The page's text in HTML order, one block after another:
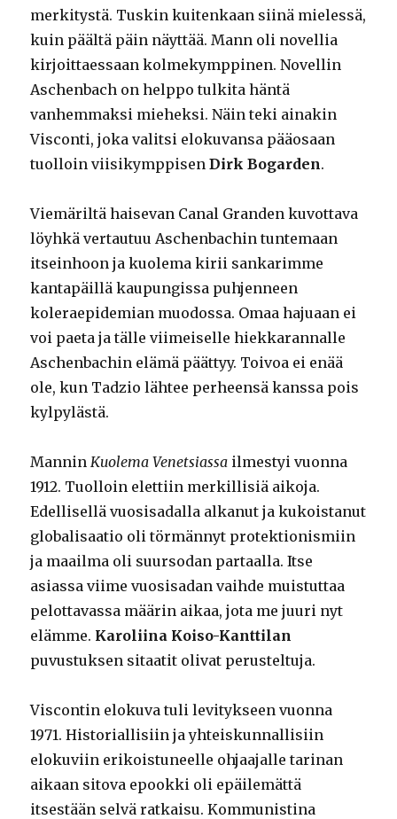
merkitystä. Tuskin kuitenkaan siinä mielessä,
kuin päältä päin näyttää. Mann oli novellia
kirjoittaessaan kolmekymppinen. Novellin
Aschenbach on helppo tulkita häntä
vanhemmaksi mieheksi. Näin teki ainakin
Visconti, joka valitsi elokuvansa pääosaan
tuolloin viisikymppisenDirk Bogarden.
Viemäriltä haisevan Canal Granden kuvottava
löyhkä vertautuu Aschenbachin tuntemaan
itseinhoon ja kuolema kirii sankarimme
kantapäillä kaupungissa puhjenneen
koleraepidemian muodossa. Omaa hajuaan ei
voi paeta ja tälle viimeiselle hiekkarannalle
Aschenbachin elämä päättyy. Toivoa ei enää
ole, kun Tadzio lähtee perheensä kanssa pois
kylpylästä.
Mannin Kuolema Venetsiassa ilmestyi vuonna
1912. Tuolloin elettiin merkillisiä aikoja.
Edellisellä vuosisadalla alkanut ja kukoistanut
globalisaatio oli törmännyt protektionismiin
ja maailma oli suursodan partaalla. Itse
asiassa viime vuosisadan vaihde muistuttaa
pelottavassa määrin aikaa, jota me juuri nyt
elämme. Karoliina Koiso-Kanttilan
puvustuksen sitaatit olivat perusteltuja.
Viscontin elokuva tuli levitykseen vuonna
1971. Historiallisiin ja yhteiskunnallisiin
elokuviin erikoistuneelle ohjaajalle tarinan
aikaan sitova epookki oli epäilemättä
itsestään selvä ratkaisu. Kommunistina